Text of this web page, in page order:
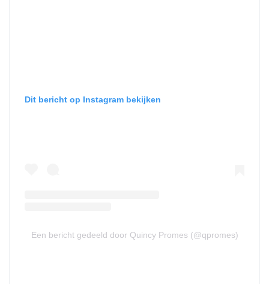
Dit bericht op Instagram bekijken
Een bericht gedeeld door Quincy Promes (@qpromes)